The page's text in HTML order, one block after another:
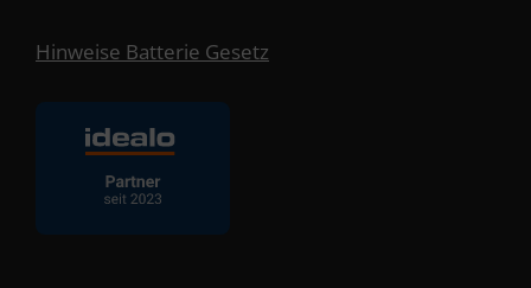
Hinweise Batterie Gesetz